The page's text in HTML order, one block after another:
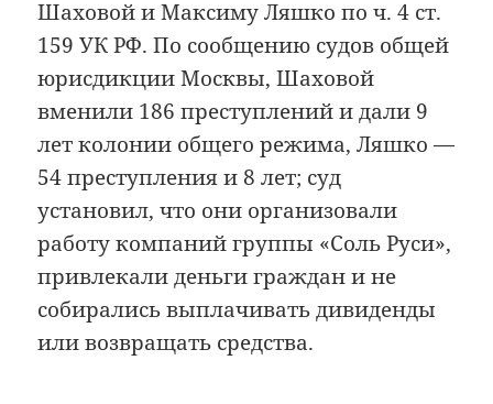
Шаховой и Максиму Ляшко по ч. 4 ст.
159 УК РФ. По сообщению судов общей
юрисдикции Москвы, Шаховой
вменили 186 преступлений и дали 9
лет колонии общего режима, Ляшко —
54 преступления и 8 лет; суд
установил, что они организовали
работу компаний группы «Соль Руси»,
привлекали деньги граждан и не
собирались выплачивать дивиденды
или возвращать средства.